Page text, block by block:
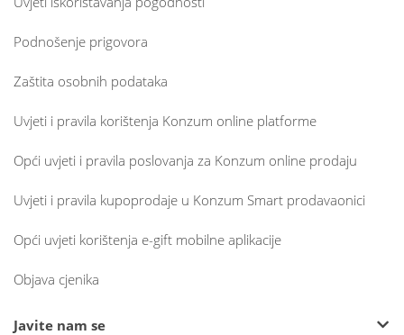
Podnošenje prigovora
Zaštita osobnih podataka
Uvjeti i pravila korištenja Konzum online platforme
Opći uvjeti i pravila poslovanja za Konzum online prodaju
Uvjeti i pravila kupoprodaje u Konzum Smart prodavaonici
Opći uvjeti korištenja e-gift mobilne aplikacije
Objava cjenika
Javite nam se